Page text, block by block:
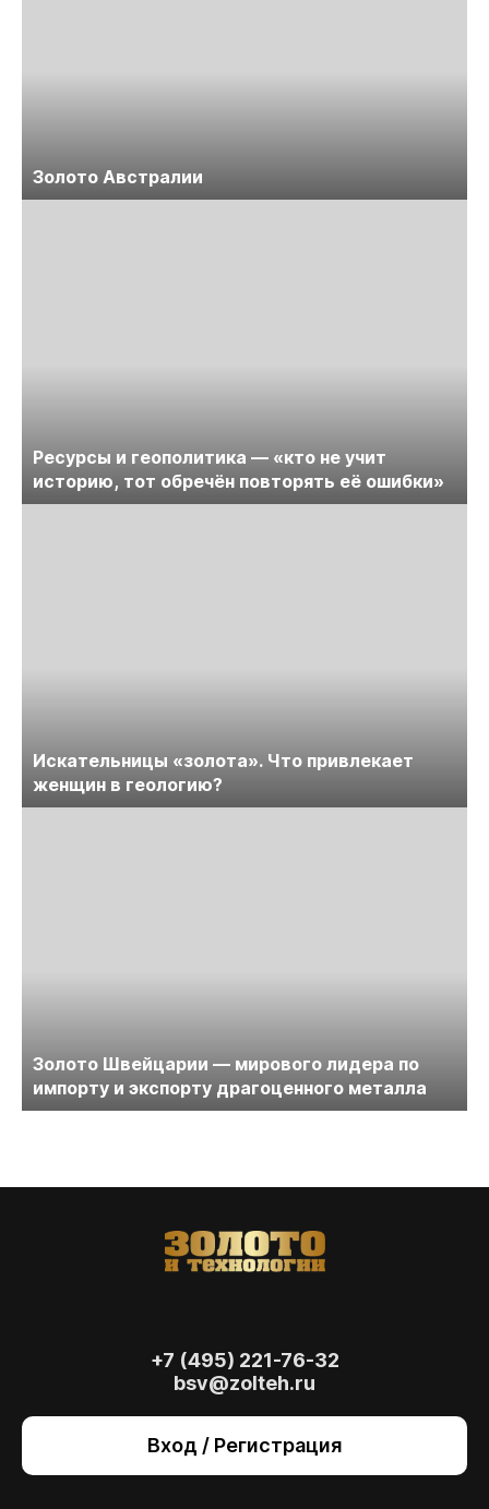
Золото Австралии
Ресурсы и геополитика — «кто не учит
историю, тот обречён повторять её ошибки»
Искательницы «золота». Что привлекает
женщин в геологию?
Золото Швейцарии — мирового лидера по
импорту и экспорту драгоценного металла
+7 (495) 221-76-32
bsv@zolteh.ru
Вход / Регистрация
также для анализа сайта и улучшения